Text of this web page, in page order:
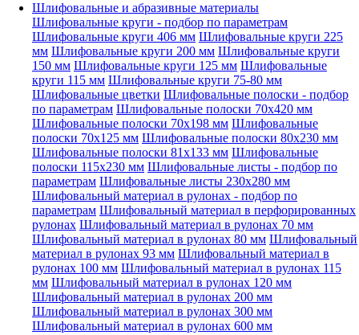
Шлифовальные и абразивные материалы
Шлифовальные круги - подбор по параметрам
Шлифовальные круги 406 мм Шлифовальные круги 225
мм Шлифовальные круги 200 мм Шлифовальные круги
150 мм Шлифовальные круги 125 мм Шлифовальные
круги 115 мм Шлифовальные круги 75-80 мм
Шлифовальные цветки Шлифовальные полоски - подбор
по параметрам Шлифовальные полоски 70x420 мм
Шлифовальные полоски 70x198 мм Шлифовальные
полоски 70x125 мм Шлифовальные полоски 80x230 мм
Шлифовальные полоски 81x133 мм Шлифовальные
полоски 115x230 мм Шлифовальные листы - подбор по
параметрам Шлифовальные листы 230x280 мм
Шлифовальный материал в рулонах - подбор по
параметрам Шлифовальный материал в перфорированных
рулонах Шлифовальный материал в рулонах 70 мм
Шлифовальный материал в рулонах 80 мм Шлифовальный
материал в рулонах 93 мм Шлифовальный материал в
рулонах 100 мм Шлифовальный материал в рулонах 115
мм Шлифовальный материал в рулонах 120 мм
Шлифовальный материал в рулонах 200 мм
Шлифовальный материал в рулонах 300 мм
Шлифовальный материал в рулонах 600 мм